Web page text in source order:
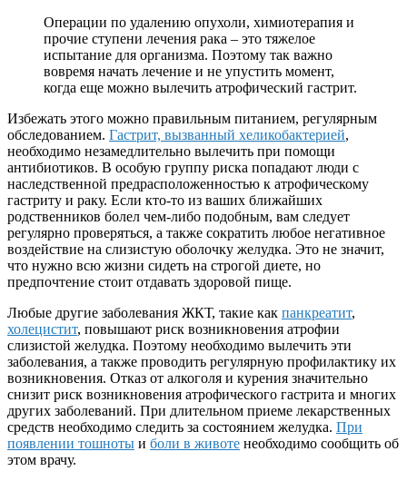
Операции по удалению опухоли, химиотерапия и
прочие ступени лечения рака – это тяжелое
испытание для организма. Поэтому так важно
вовремя начать лечение и не упустить момент,
когда еще можно вылечить атрофический гастрит.
Избежать этого можно правильным питанием, регулярным
обследованием. Гастрит, вызванный хеликобактерией,
необходимо незамедлительно вылечить при помощи
антибиотиков. В особую группу риска попадают люди с
наследственной предрасположенностью к атрофическому
гастриту и раку. Если кто-то из ваших ближайших
родственников болел чем-либо подобным, вам следует
регулярно проверяться, а также сократить любое негативное
воздействие на слизистую оболочку желудка. Это не значит,
что нужно всю жизни сидеть на строгой диете, но
предпочтение стоит отдавать здоровой пище.
Любые другие заболевания ЖКТ, такие как панкреатит,
холецистит, повышают риск возникновения атрофии
слизистой желудка. Поэтому необходимо вылечить эти
заболевания, а также проводить регулярную профилактику их
возникновения. Отказ от алкоголя и курения значительно
снизит риск возникновения атрофического гастрита и многих
других заболеваний. При длительном приеме лекарственных
средств необходимо следить за состоянием желудка. При
появлении тошноты и боли в животе необходимо сообщить об
этом врачу.